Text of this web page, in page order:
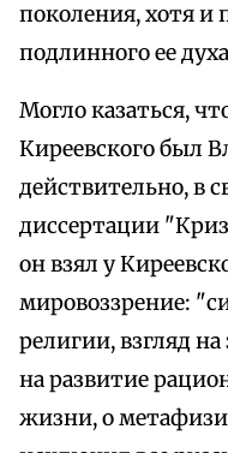
поколения, хотя и
подлинного ее
Могло казаться,
Киреевского был
действительно, в
диссертации
он взял у
мировоззрение:
религии, взгляд
на развитие
жизни, о